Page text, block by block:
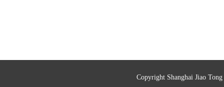
Copyright Shanghai Jiao